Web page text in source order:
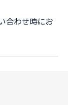
合わせ時にお